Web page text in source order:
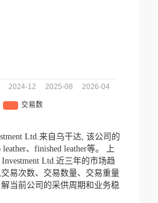
Ltd.来自乌干达, 该公司的
、finished leather等。
上
Investment Ltd.近三年的市场趋
易次数、交易数量、交易重量
当前公司的采供周期和业务稳